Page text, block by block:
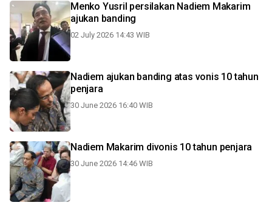
Menko Yusril persilakan Nadiem Makarim
ajukan banding
02 July 2026 14:43 WIB
Nadiem ajukan banding atas vonis 10 tahun
penjara
30 June 2026 16:40 WIB
Nadiem Makarim divonis 10 tahun penjara
30 June 2026 14:46 WIB